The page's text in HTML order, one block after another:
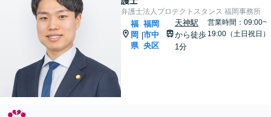
弁護士法人プロテクトスタンス 福岡事務所
福
岡
県
|
福岡
市中
央区
天神駅
から徒歩
1分
営業時間：09:00~
19:00（土日祝日）